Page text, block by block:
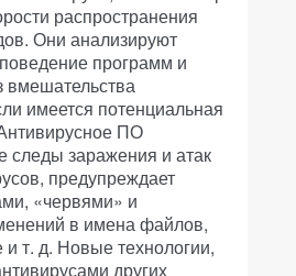
распространения
Они анализируют
программ и
вмешательства
имеется потенциальная
ПО
следы заражения и атак
предупреждает
«червями» и
в имена файлов,
и т. д. Новые технологии,
других